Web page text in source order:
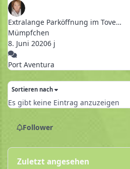
Extralange Parköffnung im Tove…
Mümpfchen
8. Juni 20206 j
Port Aventura
Sortieren nach
Es gibt keine Eintrag anzuzeigen
Follower
Zuletzt angesehen